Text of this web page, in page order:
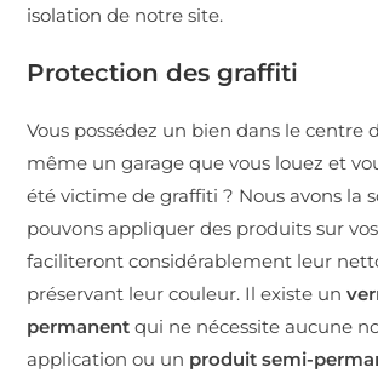
isolation de notre site.
Protection des graffiti
Vous possédez un bien dans le centre
même un garage que vous louez et
été victime de graffiti ? Nous avons la
pouvons appliquer des produits sur
faciliteront considérablement leur
préservant leur couleur. Il existe un
permanentqui ne nécessite aucune
application ou un produit semi-